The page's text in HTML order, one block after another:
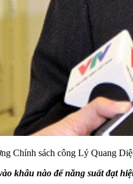
Chính sách công Lý Quang
khâu nào để năng suất đạt